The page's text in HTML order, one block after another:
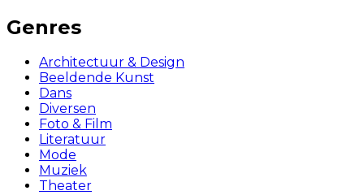
Genres
Architectuur & Design
Beeldende Kunst
Dans
Diversen
Foto & Film
Literatuur
Mode
Muziek
Theater